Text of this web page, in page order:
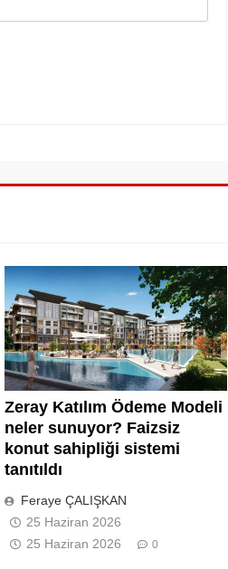
Zeray Katılım Ödeme Modeli
neler sunuyor? Faizsiz
konut sahipliği sistemi
tanıtıldı
Feraye ÇALIŞKAN
25 Haziran 2026
25 Haziran 2026
0